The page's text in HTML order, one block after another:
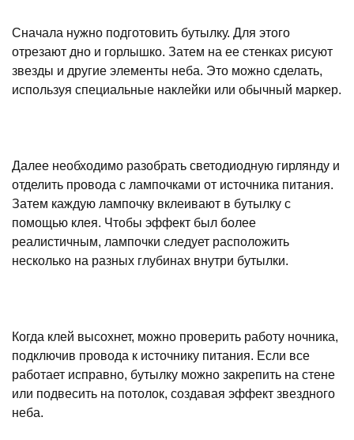
Сначала нужно подготовить бутылку. Для этого
отрезают дно и горлышко. Затем на ее стенках рисуют
звезды и другие элементы неба. Это можно сделать,
используя специальные наклейки или обычный маркер.
Далее необходимо разобрать светодиодную гирлянду и
отделить провода с лампочками от источника питания.
Затем каждую лампочку вклеивают в бутылку с
помощью клея. Чтобы эффект был более
реалистичным, лампочки следует расположить
несколько на разных глубинах внутри бутылки.
Когда клей высохнет, можно проверить работу ночника,
подключив провода к источнику питания. Если все
работает исправно, бутылку можно закрепить на стене
или подвесить на потолок, создавая эффект звездного
неба.